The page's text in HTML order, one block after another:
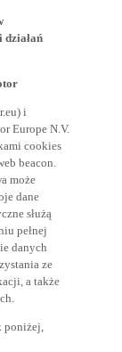
działań
i
Europe N.V.
cookies
beacon.
może
dane
służą
pełnej
danych
ze
a także